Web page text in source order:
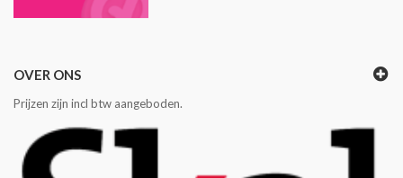
OVER ONS
Prijzen zijn incl btw aangeboden.